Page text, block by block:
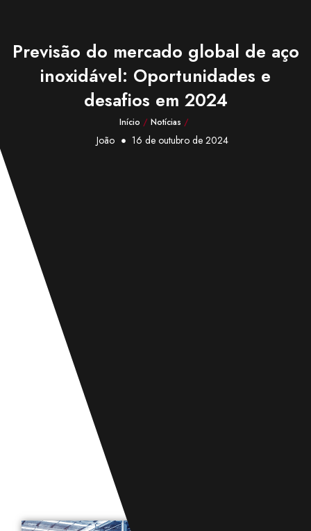
Previsão do mercado global de aço
inoxidável: Oportunidades e
desafios em 2024
Início / Notícias /
João 16 de outubro de 2024